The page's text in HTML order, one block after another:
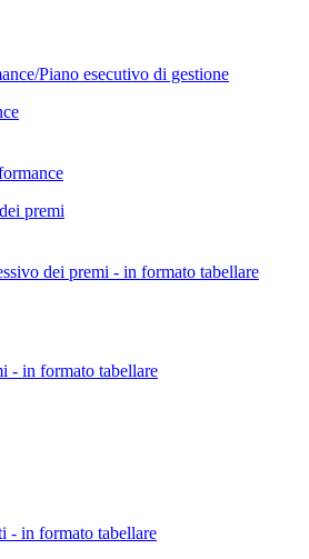
Piano esecutivo di gestione
premi
dei premi - in formato tabellare
- in formato tabellare
- in formato tabellare